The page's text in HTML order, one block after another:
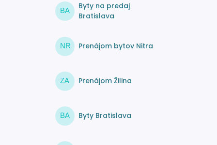
BA
Byty na predaj
Bratislava
NR Prenájom bytov Nitra
ZA Prenájom Žilina
BA Byty Bratislava